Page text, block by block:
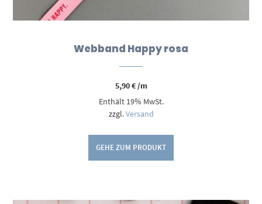
Webband Happy rosa
5,90€/m
Enthält 19% MwSt.
zzgl.Versand
GEHE ZUM PRODUKT